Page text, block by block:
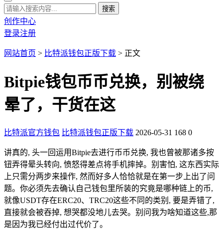
创作中心
登录注册
网站首页 > 比特派钱包正版下载 > 正文
Bitpie钱包币币兑换，别被绕
晕了，干货在这
比特派官方钱包 比特派钱包正版下载 2026-05-31 168 0
讲真的, 头一回运用Bitpie去进行币币兑换, 我也曾被那诸多按
钮弄得晕头转向, 愤怒得差点将手机摔掉。别害怕, 这东西实际
上只需分两步来操作, 然而好多人恰恰就是在第一步上出了问
题。你必须先去确认自己钱包里所装的究竟是哪种链上的币,
就像USDT存在ERC20、TRC20这些不同的类别, 要是弄错了,
直接就会被吞掉, 想哭都没地儿去哭。别问我为啥知道这些,那
是因为我已经付出过代价了。